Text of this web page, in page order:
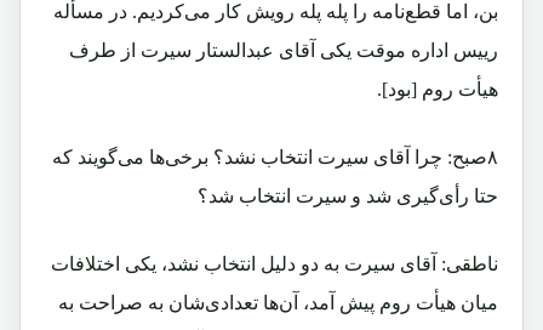
بن، اما قطع‌نامه را پله پله رویش کار می‌کردیم. در مسأله
رییس اداره موقت یکی آقای عبدالستار سیرت از طرف
هیأت روم [بود].
۸صبح: چرا آقای سیرت انتخاب نشد؟ برخی‌ها می‌گویند که
حتا رأی‌گیری شد و سیرت انتخاب شد؟
ناطقی: آقای سیرت به دو دلیل انتخاب نشد، یکی اختلافات
میان هیأت روم پیش آمد، آن‌ها تعدادی‌شان به صراحت به